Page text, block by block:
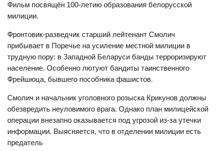
Фильм посвящён 100-летию образования белорусской
милиции.
Фронтовик-разведчик старший лейтенант Смолич
прибывает в Поречье на усиление местной милиции в
трудную пору: в Западной Беларуси банды терроризируют
население. Особенно лютуют бандиты таинственного
Фрейшюца, бывшего пособника фашистов.
Смолич и начальник уголовного розыска Крикунов должны
обезвредить неуловимого врага. Однако план милицейской
операции внезапно оказывается под угрозой из-за утечки
информации. Выясняется, что в отделении милиции есть
предатель